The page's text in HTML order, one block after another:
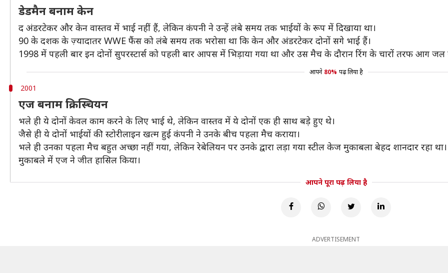
डेडमैन बनाम केन
द अंडरटेकर और केन वास्तव में भाई नहीं हैं, लेकिन कंपनी ने उन्हें लंबे समय तक भाईयों के रूप में दिखाया था।
90 के दशक के ज़्यादातर WWE फैंस को लंबे समय तक भरोसा था कि केन और अंडरटेकर दोनों सगे भाई हैं।
1998 में पहली बार इन दोनों सुपरस्टार्स को पहली बार आपस में भिड़ाया गया था और उस मैच के दौरान रिंग के चारों तरफ आग जल
आपने 80% पढ़ लिया है
2001
एज बनाम क्रिस्चियन
भले ही ये दोनों केवल काम करने के लिए भाई थे, लेकिन वास्तव में ये दोनों एक ही साथ बड़े हुए थे।
जैसे ही ये दोनों भाईयों की स्टोरीलाइन खत्म हुई कंंपनी ने उनके बीच पहला मैच कराया।
भले ही उनका पहला मैच बहुत अच्छा नहीं गया, लेकिन रेबेलियन पर उनके द्वारा लड़ा गया स्टील केज मुकाबला बेहद शानदार रहा था।
मुकाबले में एज ने जीत हासिल किया।
आपने पूरा पढ़ लिया है
ADVERTISEMENT